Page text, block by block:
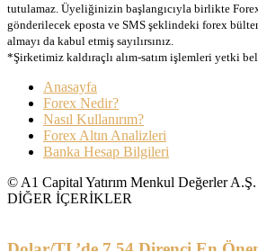
tutulamaz. Üyeliğinizin başlangıcıyla birlikte
gönderilecek eposta ve SMS şeklindeki forex
almayı da kabul etmiş sayılırsınız.
*Şirketimiz kaldıraçlı alım-satım işlemleri yetki
Anasayfa
Forex Nedir?
Nasıl Kullanırım?
Forex Altın Analizleri
Banka Hesap Bilgileri
© A1 Capital Yatırım Menkul Değerler A.Ş.
DİĞER İÇERİKLER